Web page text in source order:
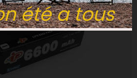
été a tous